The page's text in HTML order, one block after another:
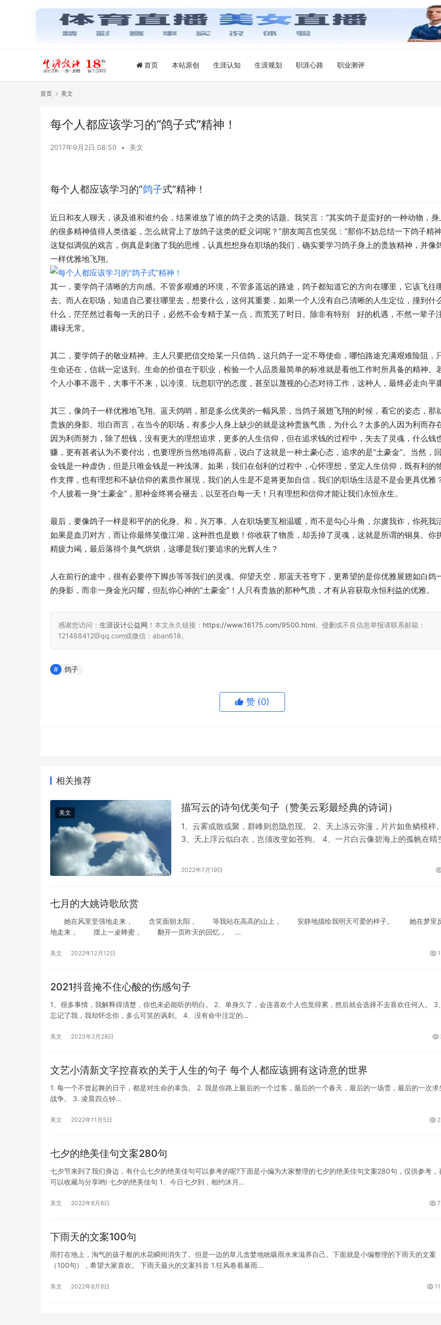
首页 本站原创 生涯认知 生涯规划 职涯心路 职业测评
首页 美文
每个人都应该学习的“鸽子式”精神！
2017年9月2日 08:50 • 美文
每个人都应该学习的“鸽子式”精神！
近日和友人聊天，谈及谁和谁约会，结果谁放了谁的鸽子之类的话题。我笑言：“其实鸽子是蛮好的一种动物，身
的很多精神值得人类借鉴，怎么就背上了放鸽子这类的贬义词呢？”朋友闻言也笑侃：“那你不妨总结一下鸽子精
这疑似调侃的戏言，倒真是刺激了我的思维，认真想想身在职场的我们，确实要学习鸽子身上的贵族精神，并像
一样优雅地飞翔。
其一，要学鸽子清晰的方向感。不管多艰难的环境，不管多遥远的路途，鸽子都知道它的方向在哪里，它该飞往
去。而人在职场，知道自己要往哪里去，想要什么，这何其重要，如果一个人没有自己清晰的人生定位，撞到什
什么，茫茫然过着每一天的日子，必然不会专精于某一点，而荒芜了时日。除非有特别   好的机遇，不然一辈子
庸碌无常。
其二，要学鸽子的敬业精神。主人只要把信交给某一只信鸽，这只鸽子一定不辱使命，哪怕路途充满艰难险阻，
生命还在，信就一定送到。生命的价值在于职业，检验一个人品质最简单的标准就是看他工作时所具备的精神。
个人小事不愿干，大事干不来，以冷漠、玩忽职守的态度，甚至以蔑视的心态对待工作，这种人，最终必走向平庸
其三，像鸽子一样优雅地飞翔。蓝天鸽哨，那是多么优美的一幅风景，当鸽子展翅飞翔的时候，看它的姿态，那
贵族的身影。坦白而言，在当今的职场，有多少人身上缺少的就是这种贵族气质，为什么？太多的人因为利而存
因为利而努力，除了想钱，没有更大的理想追求，更多的人生信仰，但在追求钱的过程中，失去了灵魂，什么钱
赚，更有甚者认为不要付出，也要理所当然地得高薪，说白了这就是一种土豪心态，追求的是“土豪金”。当然，
金钱是一种虚伪，但是只唯金钱是一种浅薄。如果，我们在创利的过程中，心怀理想，坚定人生信仰，既有利的
作支撑，也有理想和不缺信仰的素质作展现，我们的人生是不是将更加自信，我们的职场生活是不是会更具优雅
个人披着一身“土豪金”，那种金终将会褪去，以至苍白每一天！只有理想和信仰才能让我们永恒永生。
最后，要像鸽子一样是和平的的化身。和，兴万事。人在职场要互相温暖，而不是勾心斗角，尔虞我诈，你死我活
如果是血刃对方，而让你最终笑傲江湖，这种胜也是败！你收获了物质，却丢掉了灵魂，这就是所谓的铜臭。你
精疲力竭，最后落得个臭气烘烘，这哪是我们要追求的光辉人生？
人在前行的途中，很有必要停下脚步等等我们的灵魂。仰望天空，那蓝天苍穹下，更希望的是你优雅展翅如白鸽
的身影，而非一身金光闪耀，但乱你心神的“土豪金”！人只有贵族的那种气质，才有从容获取永恒利益的优雅。
感谢您访问： 生涯设计公益网 ！本文永久链接： https://www.16175.com/9500.html。侵删或不良信息举报请联系邮箱：
121488412@qq.com或微信：aban618。
鸽子
赞 (0)
相关推荐
美文 描写云的诗句优美句子（赞美云彩最经典的诗词）
1、云雾或散或聚，群峰则忽隐忽现。 2、天上冻云弥漫，片片如鱼鳞模样。
3、天上浮云似白衣，岂须改变如苍狗。 4、一片白云像碧海上的孤帆在晴
2022年7月19日
七月的大姚诗歌欣赏
她在风里坚强地走来， 含笑面朝太阳， 等我站在高高的山上， 安静地描绘我明天可爱的样子。 她在梦里
地走来， 摆上一桌蜂蜜， 翻开一页昨天的回忆， …
美文 2022年12月12日
2021抖音掩不住心酸的伤感句子
1、很多事情，我解释得清楚，你也未必能听的明白。 2、单身久了，会连喜欢个人也觉得累，然后就会选择不去喜欢任何人。 3
忘记了我，我却怀念你，多么可笑的讽刺。 4、没有命中注定的…
美文 2023年2月28日
文艺小清新文字控喜欢的关于人生的句子 每个人都应该拥有这诗意的世界
1. 每一个不曾起舞的日子，都是对生命的辜负。 2. 我是你路上最后的一个过客，最后的一个春天，最后的一场雪，最后的一次求
战争。 3. 凌晨四点钟…
美文 2022年11月5日
七夕的绝美佳句文案280句
七夕节来到了我们身边，有什么七夕的绝美佳句可以参考的呢?下面是小编为大家整理的七夕的绝美佳句文案280句，仅供参考，
可以收藏与分享哟! 七夕的绝美佳句 1、今日七夕到，相约沐月…
美文 2022年8月8日
下雨天的文案100句
雨打在地上，淘气的孩子般的水花瞬间消失了。但是一边的草儿贪婪地吮吸雨水来滋养自己。下面就是小编整理的下雨天的文案
（100句），希望大家喜欢。 下雨天最火的文案抖音 1.狂风卷着暴雨…
美文 2022年8月8日